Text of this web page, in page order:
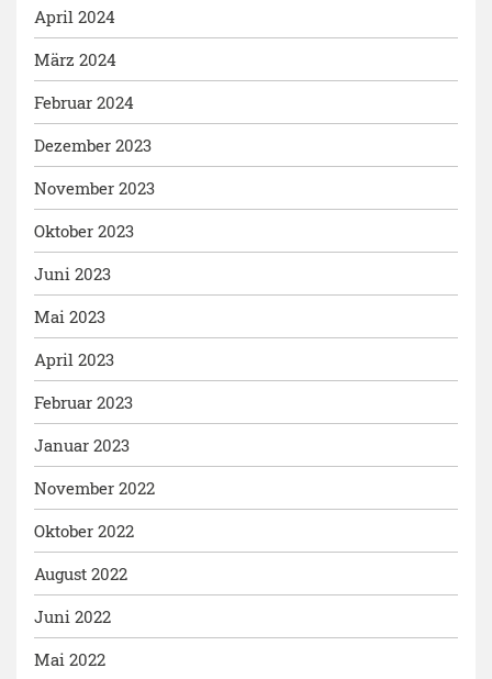
April 2024
März 2024
Februar 2024
Dezember 2023
November 2023
Oktober 2023
Juni 2023
Mai 2023
April 2023
Februar 2023
Januar 2023
November 2022
Oktober 2022
August 2022
Juni 2022
Mai 2022